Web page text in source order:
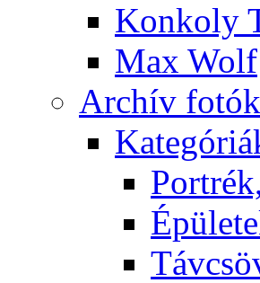
Kon­koly
Max Wolf
Ar­chív fo­tók